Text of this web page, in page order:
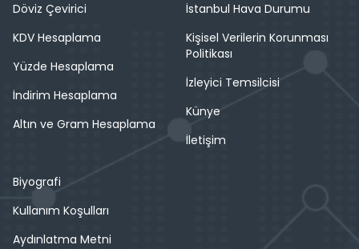
Döviz Çevirici
KDV Hesaplama
Yüzde Hesaplama
İndirim Hesaplama
Altın ve Gram Hesaplama
İstanbul Hava Durumu
Kişisel Verilerin Korunması
Politikası
İzleyici Temsilcisi
Künye
İletişim
Biyografi
Kullanım Koşulları
Aydınlatma Metni